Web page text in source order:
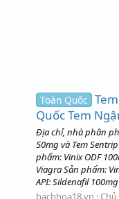
Toàn Quốc
Quốc Tem
Địa chỉ, nhà phân
50mg và Tem
phẩm: Vinix ODF
Viagra Sản phẩm:
API: Sildenafil
bachhoa18.vn